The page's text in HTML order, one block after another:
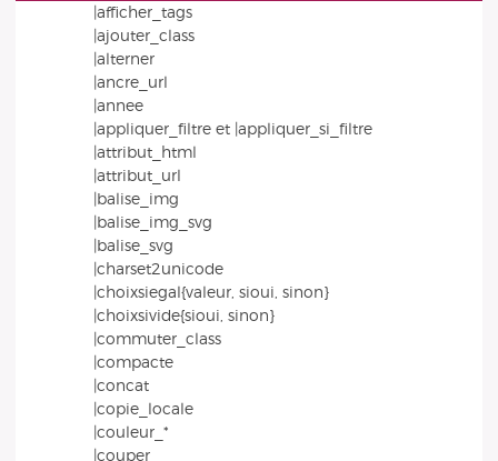
|afficher_tags
|ajouter_class
|alterner
|ancre_url
|annee
|appliquer_filtre et |appliquer_si_filtre
|attribut_html
|attribut_url
|balise_img
|balise_img_svg
|balise_svg
|charset2unicode
|choixsiegal{valeur, sioui, sinon}
|choixsivide{sioui, sinon}
|commuter_class
|compacte
|concat
|copie_locale
|couleur_*
|couper